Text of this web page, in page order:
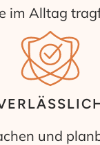
im Alltag
und